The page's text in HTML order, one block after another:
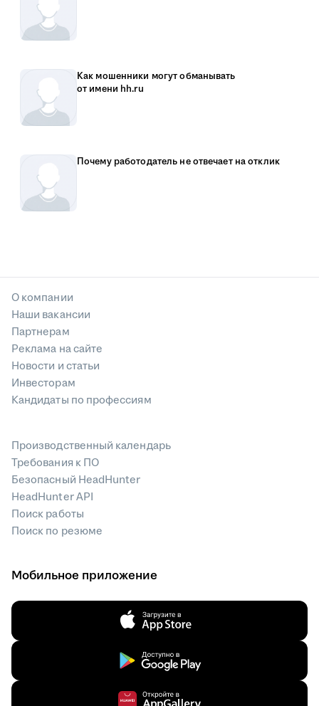
Как мошенники могут обманывать
от имени hh.ru
Почему работодатель не отвечает на отклик
О компании
Наши вакансии
Партнерам
Реклама на сайте
Новости и статьи
Инвесторам
Кандидаты по профессиям
Производственный календарь
Требования к ПО
Безопасный HeadHunter
HeadHunter API
Поиск работы
Поиск по резюме
Мобильное приложение